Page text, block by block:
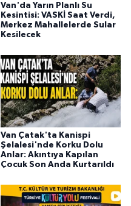
Van'da Yarın Planlı Su
Kesintisi: VASKİ Saat Verdi,
Merkez Mahallelerde Sular
Kesilecek
Van Çatak'ta Kanispi
Şelalesi'nde Korku Dolu
Anlar: Akıntıya Kapılan
Çocuk Son Anda Kurtarıldı